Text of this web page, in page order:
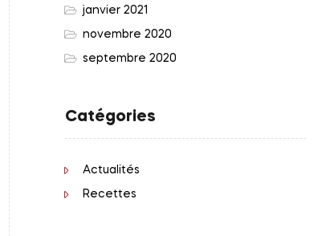
janvier 2021
novembre 2020
septembre 2020
Catégories
Actualités
Recettes